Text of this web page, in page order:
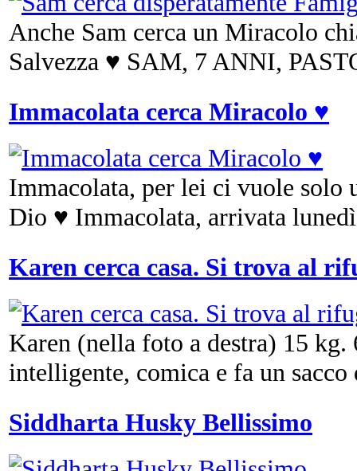
Anche Sam cerca un Miracolo
Salvezza ♥ SAM, 7 ANNI,
Immacolata cerca Miracolo ♥
Immacolata, per lei ci vuole solo
Dio ♥ Immacolata, arrivata
Karen cerca casa. Si trova al
Karen (nella foto a destra) 15
intelligente, comica e fa un
Siddharta Husky Bellissimo